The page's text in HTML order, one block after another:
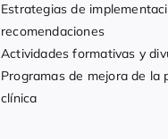
Estrategias de
recomendaciones
Actividades formativas y
Programas de mejora de la
clínica